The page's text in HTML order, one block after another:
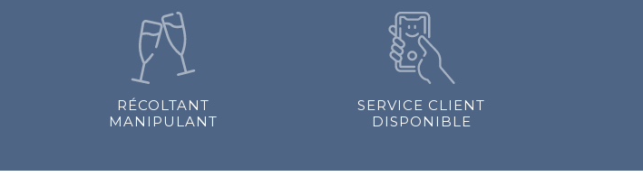
RÉCOLTANT
MANIPULANT
SERVICE CLIENT
DISPONIBLE